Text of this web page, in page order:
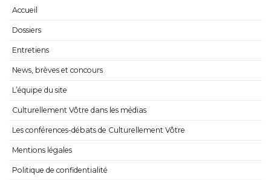
Accueil
Dossiers
Entretiens
News, brèves et concours
L’équipe du site
Culturellement Vôtre dans les médias
Les conférences-débats de Culturellement Vôtre
Mentions légales
Politique de confidentialité